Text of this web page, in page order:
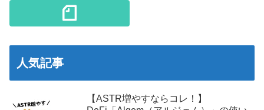
人気記事
【ASTR増やすならコレ！】